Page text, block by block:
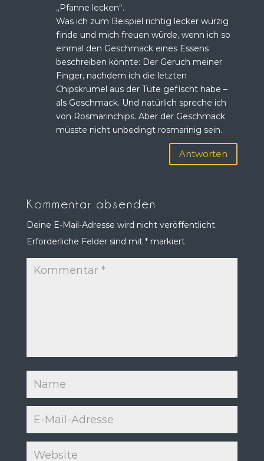
„Pfanne lecken“.
Was ich zum Beispiel richtig lecker würzig
finde und mich freuen würde, wenn ich so
einmal den Geschmack eines Essens
beschreiben könnte: Der Geruch meiner
Finger, nachdem ich die letzten
Chipskrümel aus der Tüte gefischt habe –
als Geschmack. Und natürlich spreche ich
von Rosmarinchips. Aber der Geschmack
müsste nicht unbedingt rosmarinig sein.
Antworten
Kommentar absenden
Deine E-Mail-Adresse wird nicht veröffentlicht.
Erforderliche Felder sind mit *markiert